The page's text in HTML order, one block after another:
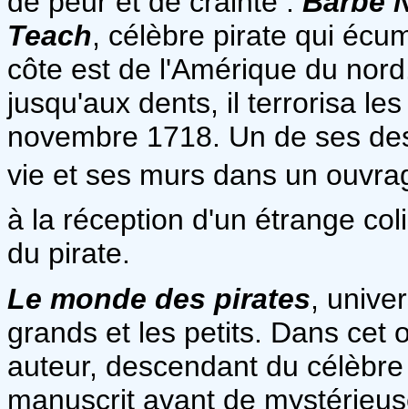
Teach, célèbre pirate qui
côte est de l'Amérique du
jusqu'aux dents, il terrorisa
novembre 1718. Un de ses
vie et ses murs dans un
à la réception d'un étrange
du pirate.
Le monde des pirates,
grands et les petits. Dans cet
auteur, descendant du
manuscrit avant de